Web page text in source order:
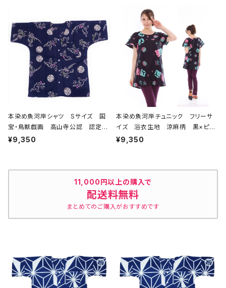
いちシャツ 焼津 浜通り 港町
ツ てぬぐいシャツ 濱いちシャツ
焼津 浜通り 港町
本染め魚河岸シャツ Sサイズ 国
宝・鳥獣戯画 高山寺公認 認定証
付き 木綿晒 紺×白（桜色＆若草
立てシャツ てぬぐいシャツ 濱いち
シャツ 焼津 浜通り 港町
¥9,350
本染め魚河岸チュニック フリーサ
イズ 浴衣生地 涼麻柄 黒×ピン
ク・水色グラデーション 日本製 注
¥9,350
11,000円以上の購入で
配送料無料
まとめてのご購入がおすすめです